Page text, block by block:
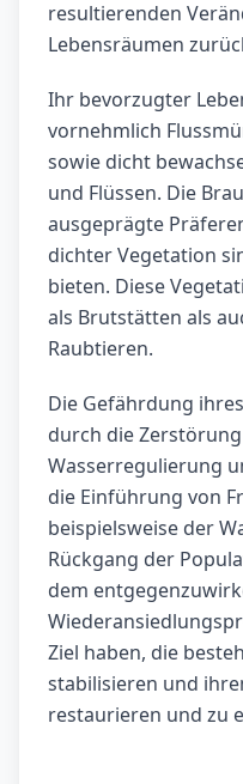
resultierenden
Lebensräumen
Ihr bevorzugter
vornehmlich
sowie dicht
und Flüssen. Die
ausgeprägte
dichter Vegetation
bieten. Diese
als Brutstätten als
Raubtieren.
Die Gefährdung
durch die
Wasserregulierung
die Einführung von
beispielsweise der
Rückgang der
dem
Ziel haben, die
stabilisieren und
restaurieren und zu